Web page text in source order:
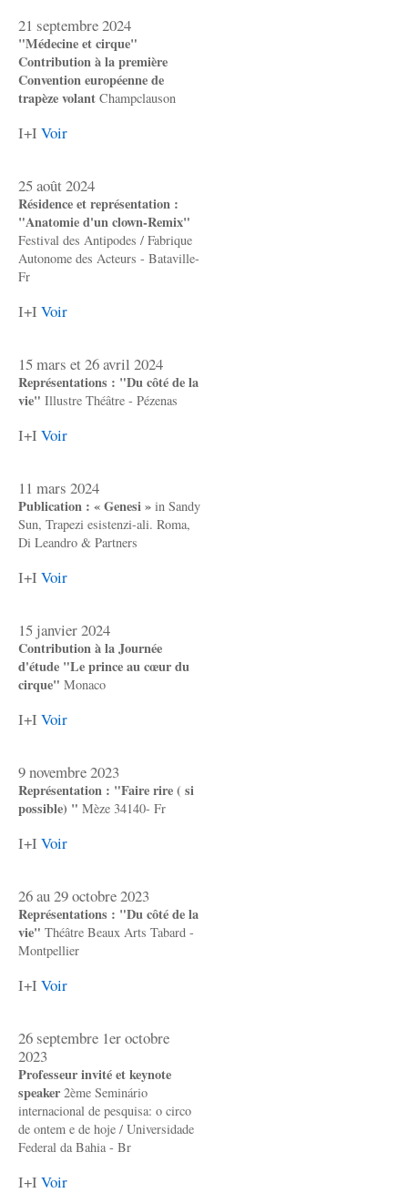
21 septembre 2024
"Médecine et cirque"
Contribution à la première
Convention européenne de
trapèze volant Champclauson
I+I Voir
25 août 2024
Résidence et représentation :
"Anatomie d'un clown-Remix"
Festival des Antipodes / Fabrique
Autonome des Acteurs - Bataville-
Fr
I+I Voir
15 mars et 26 avril 2024
Représentations : "Du côté de la
vie" Illustre Théâtre - Pézenas
I+I Voir
11 mars 2024
Publication : « Genesi » in Sandy
Sun, Trapezi esistenzi-ali. Roma,
Di Leandro & Partners
I+I Voir
15 janvier 2024
Contribution à la Journée
d'étude "Le prince au cœur du
cirque" Monaco
I+I Voir
9 novembre 2023
Représentation : "Faire rire ( si
possible) " Mèze 34140- Fr
I+I Voir
26 au 29 octobre 2023
Représentations : "Du côté de la
vie" Théâtre Beaux Arts Tabard -
Montpellier
I+I Voir
26 septembre 1er octobre
2023
Professeur invité et keynote
speaker 2ème Seminário
internacional de pesquisa: o circo
de ontem e de hoje / Universidade
Federal da Bahia - Br
I+I Voir